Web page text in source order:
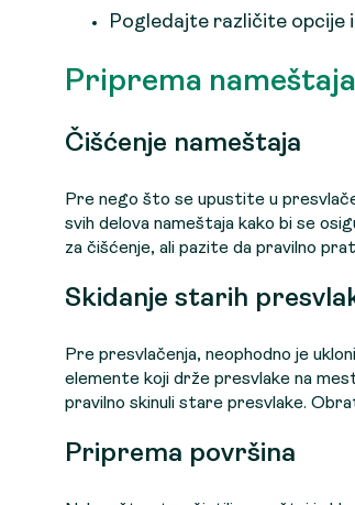
Pogledajte različite opcije
Priprema
Čišćenje nameštaja
Pre nego što se upustite u
svih delova nameštaja kako bi se
za čišćenje, ali pazite da pravilno
Skidanje starih
Pre presvlačenja, neophodno je
elemente koji drže presvlake na
pravilno skinuli stare presvlake.
Priprema površina